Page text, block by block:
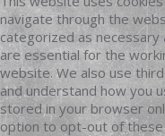
navigate through the
categorized as
are essential for the
website. We also use
and understand how you
stored in your browser
option to opt-out of